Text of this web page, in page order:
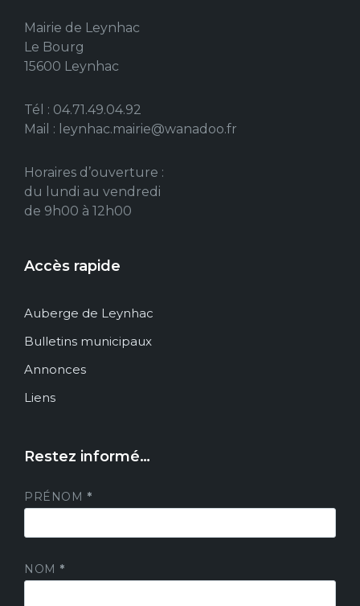
Mairie de Leynhac
Le Bourg
15600 Leynhac
Tél : 04.71.49.04.92
Mail : leynhac.mairie@wanadoo.fr
Horaires d’ouverture :
du lundi au vendredi
de 9h00 à 12h00
Accès rapide
Auberge de Leynhac
Bulletins municipaux
Annonces
Liens
Restez informé…
PRÉNOM *
NOM *